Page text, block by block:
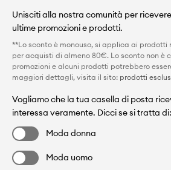
Unisciti alla nostra comunità per
ultime promozioni e prodotti.
**Lo sconto è monouso, si applica ai
per acquisti di almeno 80€. Lo sconto non è
promozioni e alcuni prodotti potrebbero
maggiori dettagli, visita il sito: prodotti
Vogliamo che la tua casella di posta
interessa veramente. Dicci se si tratta di:
Moda donna
Moda uomo